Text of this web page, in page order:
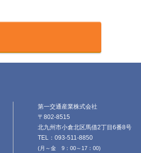
第一交通産業株式会社
〒802-8515
北九州市小倉北区馬借2丁目6番8号
TEL：093-511-8850
(月～金 9：00～17：00)